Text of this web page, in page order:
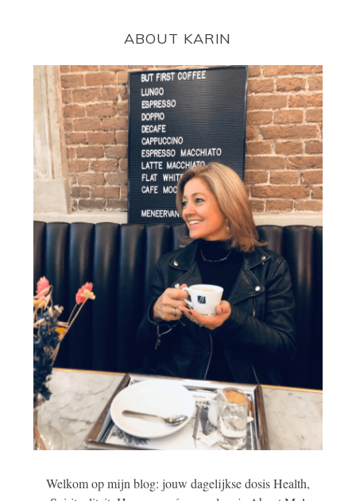
ABOUT KARIN
Welkom op mijn blog: jouw dagelijkse dosis Health,